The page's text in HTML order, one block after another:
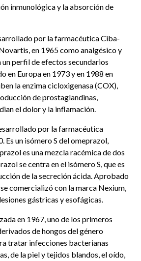
inmunológica y la absorción de
por la farmacéutica Ciba-
en 1965 como analgésico y
perfil de efectos secundarios
en Europa en 1973 y en 1988 en
la enzima cicloxigenasa (COX),
de prostaglandinas,
el dolor y la inflamación.
por la farmacéutica
Es un isómero S del omeprazol,
es una mezcla racémica de dos
se centra en el isómero S, que es
de la secreción ácida. Aprobado
comercializó con la marca Nexium,
gástricas y esofágicas.
en 1967, uno de los primeros
de hongos del género
tratar infecciones bacterianas
de la piel y tejidos blandos, el oído,